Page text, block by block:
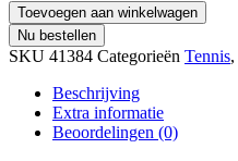
Toevoegen aan winkelwagen
Nu bestellen
SKU 41384 Categorieën Tennis,
Beschrijving
Extra informatie
Beoordelingen (0)